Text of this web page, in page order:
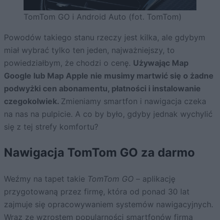
TomTom GO i Android Auto (fot. TomTom)
Powodów takiego stanu rzeczy jest kilka, ale gdybym
miał wybrać tylko ten jeden, najważniejszy, to
powiedziałbym, że chodzi o cenę. Używając Map
Google lub Map Apple nie musimy martwić się o żadne
podwyżki cen abonamentu, płatności i instalowanie
czegokolwiek. Zmieniamy smartfon i nawigacja czeka
na nas na pulpicie. A co by było, gdyby jednak wychylić
się z tej strefy komfortu?
Nawigacja TomTom GO za darmo
Weźmy na tapet takie TomTom GO – aplikację
przygotowaną przez firmę, która od ponad 30 lat
zajmuje się opracowywaniem systemów nawigacyjnych.
Wraz ze wzrostem popularności smartfonów firma